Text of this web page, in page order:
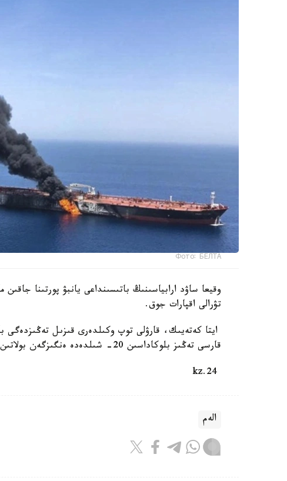
Фото: БЕЛТА
وقيعا ساۋد ارابياسىنىڭ باتىسىنداعى يانبۋ پورتىنا
تۋرالى اقپارات جوق.
ايتا كەتەيىك، قارۋلى توپ وكىلدەرى قىزىل تەڭىزدەگى
قارسى تەڭىز بلوكاداسىن 20- شىلدەدە ەنگىزگەن بولاتىن. بۇل سودان بەرى شابۋىلعا ۇشىراعان سەگىزىنشى كەمە.
الەم